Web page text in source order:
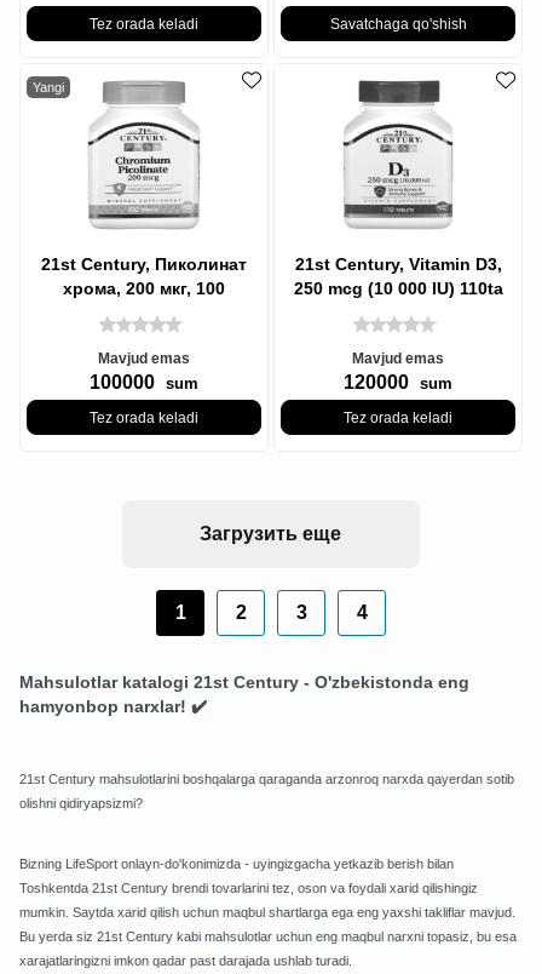
Tez orada keladi Savatchaga qo'shish
Yangi
21st Century, Пиколинат
хрома, 200 мкг, 100
таблеток | Chromium
Picolinate 200
Mavjud emas
100000 sum
Tez orada keladi
21st Century, Vitamin D3,
250 mcg (10 000 IU) 110ta
tabletka
Mavjud emas
120000 sum
Tez orada keladi
Загрузить еще
1 2 3 4
Mahsulotlar katalogi 21st Century - O'zbekistonda eng
hamyonbop narxlar! ✔️
21st Century mahsulotlarini boshqalarga qaraganda arzonroq narxda qayerdan sotib
olishni qidiryapsizmi?
Bizning LifeSport onlayn-do'konimizda - uyingizgacha yetkazib berish bilan
Toshkentda 21st Century brendi tovarlarini tez, oson va foydali xarid qilishingiz
mumkin. Saytda xarid qilish uchun maqbul shartlarga ega eng yaxshi takliflar mavjud.
Bu yerda siz 21st Century kabi mahsulotlar uchun eng maqbul narxni topasiz, bu esa
xarajatlaringizni imkon qadar past darajada ushlab turadi.